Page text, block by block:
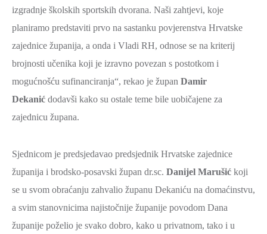
izgradnje školskih sportskih dvorana. Naši zahtjevi, koje
planiramo predstaviti prvo na sastanku povjerenstva Hrvatske
zajednice županija, a onda i Vladi RH, odnose se na kriterij
brojnosti učenika koji je izravno povezan s postotkom i
mogućnošću sufinanciranja“, rekao je župan Damir
Dekanić dodavši kako su ostale teme bile uobičajene za
zajednicu župana.
Sjednicom je predsjedavao predsjednik Hrvatske zajednice
županija i brodsko-posavski župan dr.sc. Danijel Marušić koji
se u svom obraćanju zahvalio županu Dekaniću na domaćinstvu,
a svim stanovnicima najistočnije županije povodom Dana
županije poželio je svako dobro, kako u privatnom, tako i u